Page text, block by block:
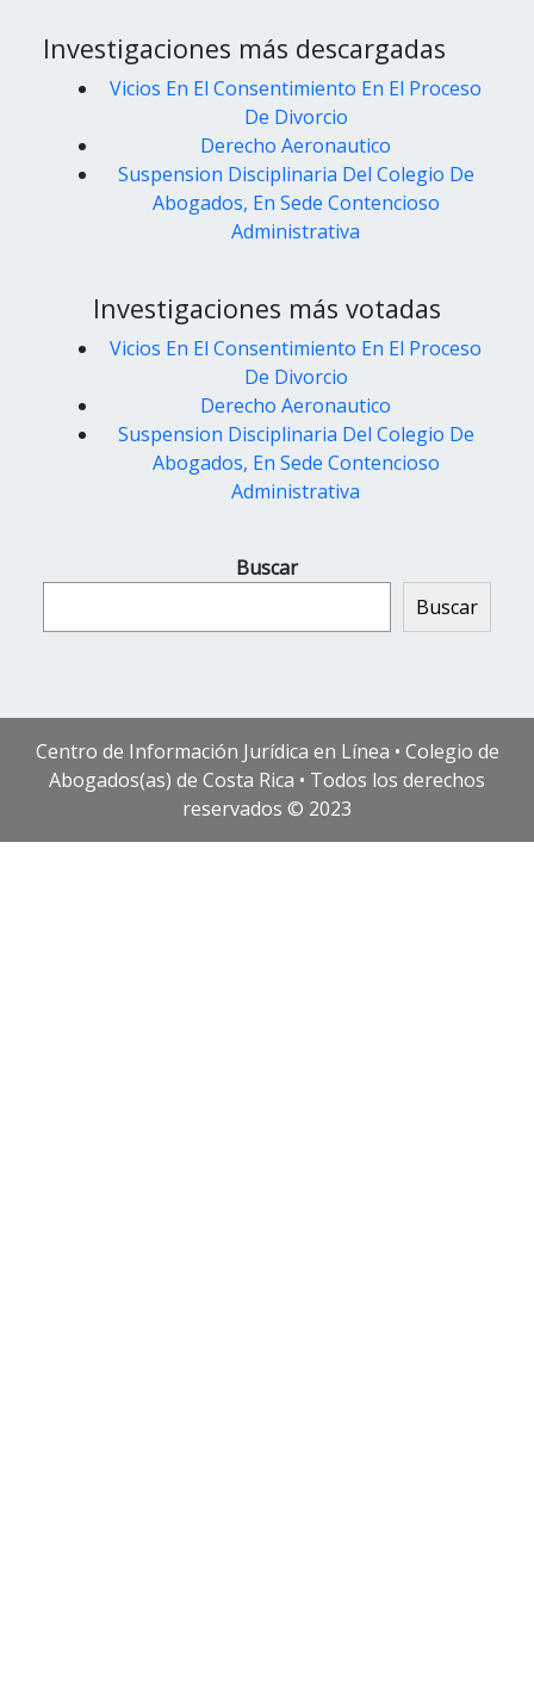
Investigaciones más descargadas
Vicios En El Consentimiento En El Proceso
De Divorcio
Derecho Aeronautico
Suspension Disciplinaria Del Colegio De
Abogados, En Sede Contencioso
Administrativa
Investigaciones más votadas
Vicios En El Consentimiento En El Proceso
De Divorcio
Derecho Aeronautico
Suspension Disciplinaria Del Colegio De
Abogados, En Sede Contencioso
Administrativa
Buscar
Buscar
Centro de Información Jurídica en Línea • Colegio de
Abogados(as) de Costa Rica • Todos los derechos
reservados © 2023